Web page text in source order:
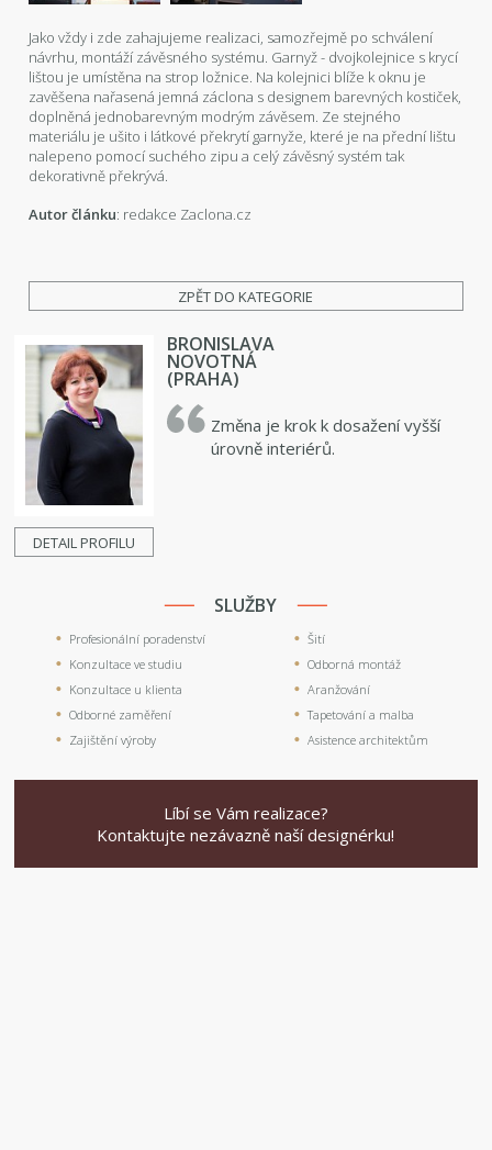
Jako vždy i zde zahajujeme realizaci, samozřejmě po schválení
návrhu, montáží závěsného systému. Garnyž - dvojkolejnice s krycí
lištou je umístěna na strop ložnice. Na kolejnici blíže k oknu je
zavěšena nařasená jemná záclona s designem barevných kostiček,
doplněná jednobarevným modrým závěsem. Ze stejného
materiálu je ušito i látkové překrytí garnyže, které je na přední lištu
nalepeno pomocí suchého zipu a celý závěsný systém tak
dekorativně překrývá.
Autor článku: redakce Zaclona.cz
ZPĚT DO KATEGORIE
DETAIL PROFILU
BRONISLAVA
NOVOTNÁ
(PRAHA)
Změna je krok k dosažení vyšší
úrovně interiérů.
SLUŽBY
Profesionální poradenství
Konzultace ve studiu
Konzultace u klienta
Odborné zaměření
Zajištění výroby
Šití
Odborná montáž
Aranžování
Tapetování a malba
Asistence architektům
Líbí se Vám realizace?
Kontaktujte nezávazně naší designérku!